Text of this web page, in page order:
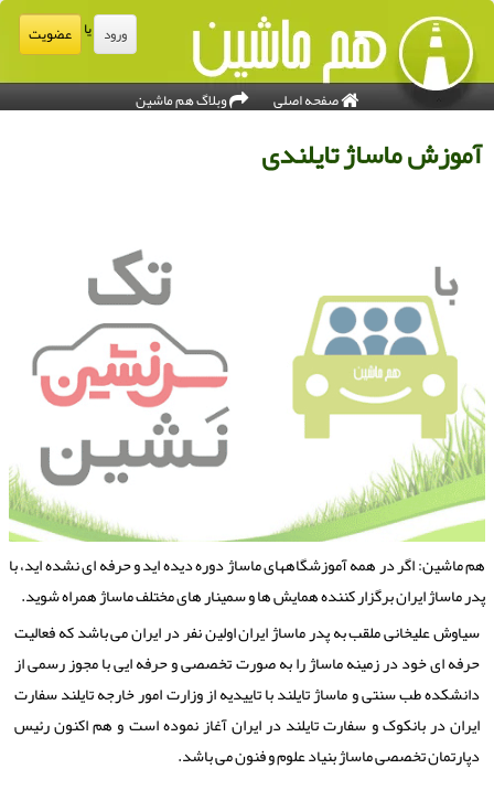
ورود عضویت
صفحه اصلی وبلاگ هم ماشین
آموزش ماساژ تایلندی
ماشین: اگر در همه آموزشگاههای ماساژ دوره دیده اید و حرفه ای نشده اید، با
ماساژ ایران برگزار كننده همایش ها و سمینار های مختلف ماساژ همراه شوید.
سیاوش علیخانی ملقب به پدر ماساژ ایران اولین نفر در ایران می باشد که فعالیت
حرفه ای خود در زمینه ماساژ را به صورت تخصصی و حرفه ایی با مجوز رسمی از
دانشکده طب سنتی و ماساژ تایلند با تاییدیه از وزارت امور خارجه تایلند سفارت
ایران در بانکوک و سفارت تایلند در ایران آغاز نموده است و هم اکنون رئیس
دپارتمان تخصصی ماساژ بنیاد علوم و فنون می باشد.